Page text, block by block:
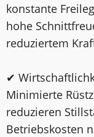
konstante
hohe
reduziertem
✔
Minimierte
reduzieren
Betriebskosten